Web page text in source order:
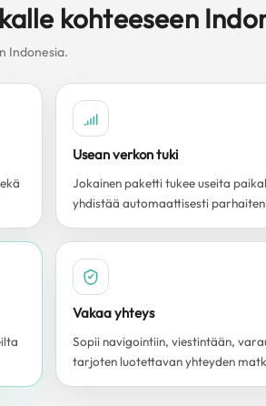
kohteeseen
Indonesia.
Usean verkon tuki
Jokainen paketti tukee useita
yhdistää automaattisesti
Vakaa yhteys
Sopii navigointiin, viestintään,
tarjoten luotettavan yhteyden